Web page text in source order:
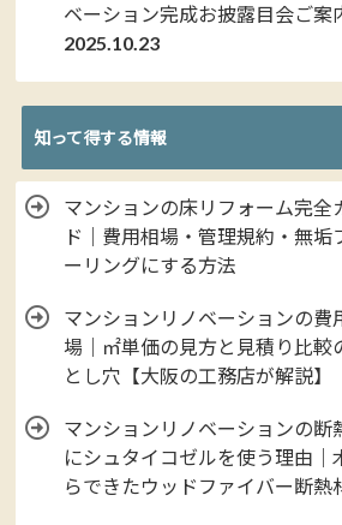
ベーション完成お披露目会ご
2025.10.23
知って得する情報
マンションの床リフォーム完全
ド｜費用相場・管理規約・無垢
ーリングにする方法
マンションリノベーションの費
場｜㎡単価の見方と見積り比較
とし穴【大阪の工務店が解説】
マンションリノベーションの断
にシュタイコゼルを使う理由｜
らできたウッドファイバー断熱